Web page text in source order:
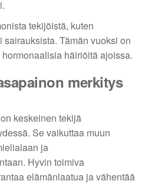
tekijöistä, kuten
Tämän vuoksi on
häiriöitä ajoissa.
merkitys
keskeinen tekijä
Se vaikuttaa muun
ja
Hyvin toimiva
elämänlaatua ja vähentää